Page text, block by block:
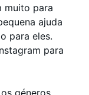
muito para
ajuda
para eles.
para
géneros